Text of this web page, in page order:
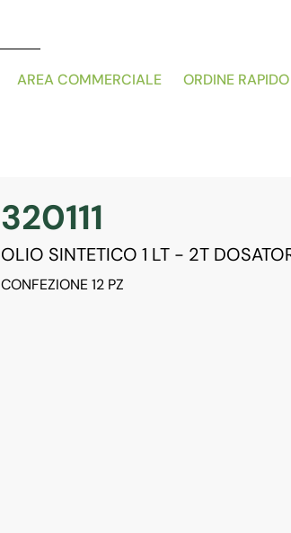
AREA COMMERCIALE ORDINE RAPIDO
320111
OLIO SINTETICO 1 LT - 2T
CONFEZIONE 12 PZ